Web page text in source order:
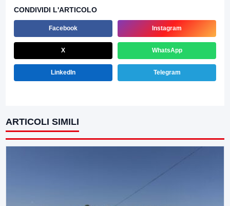
CONDIVIDI L'ARTICOLO
Facebook Instagram
X WhatsApp
LinkedIn Telegram
ARTICOLI SIMILI